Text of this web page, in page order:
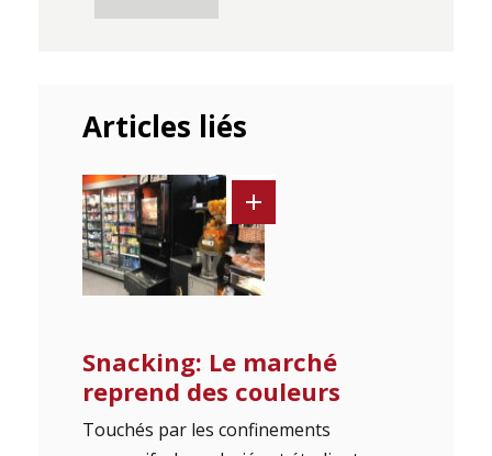
Articles liés
Snacking: Le marché
reprend des couleurs
Touchés par les confinements